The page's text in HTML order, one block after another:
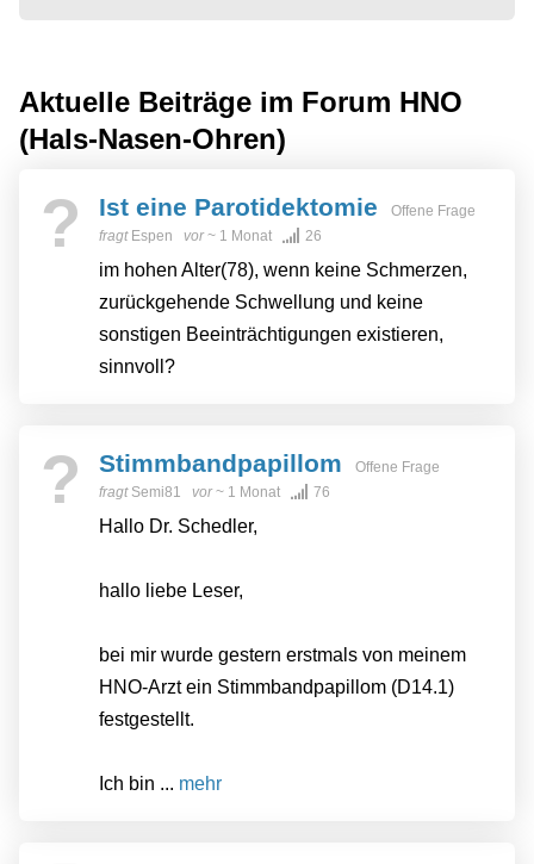
Aktuelle Beiträge im Forum HNO
(Hals-Nasen-Ohren)
? Ist eine Parotidektomie
Offene Frage
fragt Espen vor~ 1 Monat 26
im hohen Alter(78), wenn keine Schmerzen,
zurückgehende Schwellung und keine
sonstigen Beeinträchtigungen existieren,
sinnvoll?
? Stimmbandpapillom
Offene Frage
fragt Semi81 vor~ 1 Monat 76
Hallo Dr. Schedler,
hallo liebe Leser,
bei mir wurde gestern erstmals von meinem
HNO-Arzt ein Stimmbandpapillom (D14.1)
festgestellt.
Ich bin ... mehr